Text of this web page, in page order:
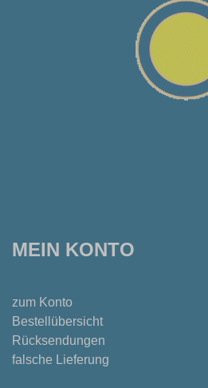
MEIN KONTO
zum Konto
Bestellübersicht
Rücksendungen
falsche Lieferung